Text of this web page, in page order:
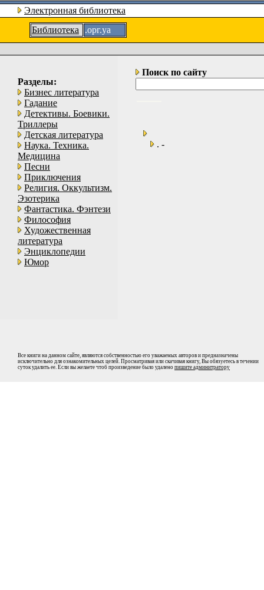
Электронная библиотека
Библиотека
.орг.уа
Разделы:
Бизнес литература
Гадание
Детективы. Боевики.
Триллеры
Детская литература
Наука. Техника.
Медицина
Песни
Приключения
Религия. Оккультизм.
Эзотерика
Фантастика. Фэнтези
Философия
Художественная
литература
Энциклопедии
Юмор
Поиск по сайту
. -
Все книги на данном сайте, являются собственностью его уважаемых авторов и предназначены
исключительно для ознакомительных целей. Просматривая или скачивая книгу, Вы обязуетесь в течении
суток удалить ее. Если вы желаете чтоб произведение было удалено пишите админитратору